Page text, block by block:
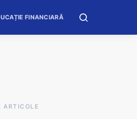
FINANCIARĂ
ARTICOLE